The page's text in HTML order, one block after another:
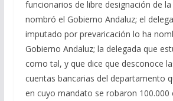
funcionarios de libre designación de
nombró el Gobierno Andaluz; el
imputado por prevaricación lo ha
Gobierno Andaluz; la delegada que
como tal, y que dice que desconoce
cuentas bancarias del departamento
en cuyo mandato se robaron 100.000